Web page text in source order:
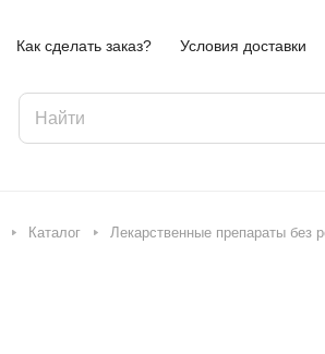
Как сделать заказ? Условия доставки
Каталог Лекарственные препараты без